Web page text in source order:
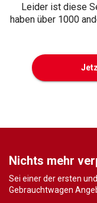
Leider ist diese
haben über 1000
Nichts mehr
Sei einer der ersten
Gebrauchtwagen